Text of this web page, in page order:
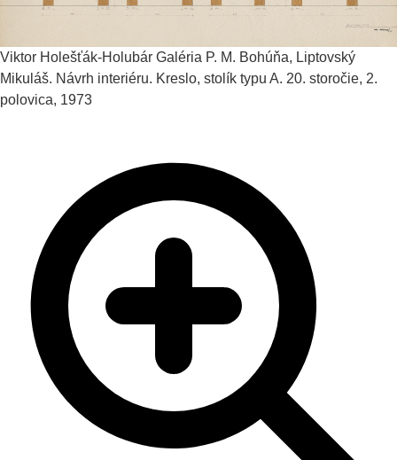
Viktor Holešťák-Holubár Galéria P. M. Bohúňa, Liptovský
Mikuláš. Návrh interiéru. Kreslo, stolík typu A. 20. storočie, 2.
polovica, 1973